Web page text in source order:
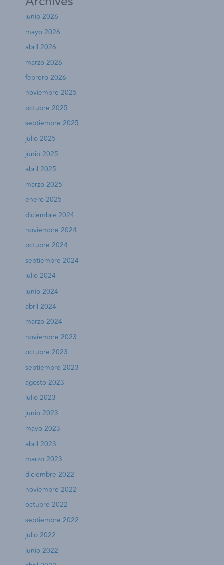
junio 2026
mayo 2026
abril 2026
marzo 2026
febrero 2026
noviembre 2025
octubre 2025
septiembre 2025
julio 2025
junio 2025
abril 2025
marzo 2025
enero 2025
diciembre 2024
noviembre 2024
octubre 2024
septiembre 2024
julio 2024
junio 2024
abril 2024
marzo 2024
noviembre 2023
octubre 2023
septiembre 2023
agosto 2023
julio 2023
junio 2023
mayo 2023
abril 2023
marzo 2023
diciembre 2022
noviembre 2022
octubre 2022
septiembre 2022
julio 2022
junio 2022